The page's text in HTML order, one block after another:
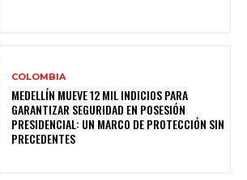
COLOMBIA
MEDELLÍN MUEVE 12 MIL INDICIOS PARA
GARANTIZAR SEGURIDAD EN POSESIÓN
PRESIDENCIAL: UN MARCO DE PROTECCIÓN SIN
PRECEDENTES